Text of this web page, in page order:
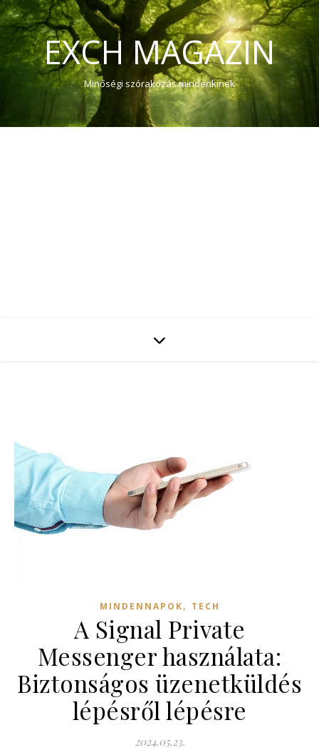
EXCH MAGAZIN
Minőségi szórakozás mindenkinek
MINDENNAPOK, TECH
A Signal Private
Messenger használata:
Biztonságos üzenetküldés
lépésről lépésre
2024.05.23.